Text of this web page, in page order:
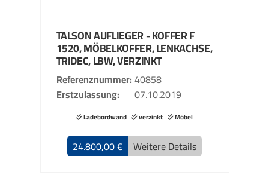
TALSONAUFLIEGER - KOFFERF
1520, MÖBELKOFFER, LENKACHSE,
TRIDEC, LBW, VERZINKT
Referenznummer 40858
Erstzulassung
07.10.2019
Ladebordwand verzinkt Möbel
24.800,00 € Weitere Details